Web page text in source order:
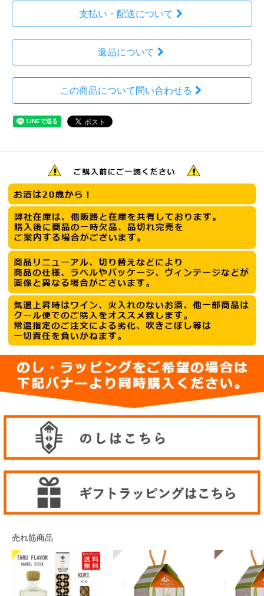
支払い・配送について
返品について
この商品について問い合わせる
売れ筋商品